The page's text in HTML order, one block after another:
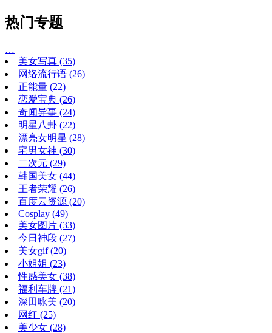
热门专题
…
美女写真 (35)
网络流行语 (26)
正能量 (22)
恋爱宝典 (26)
奇闻异事 (24)
明星八卦 (22)
漂亮女明星 (28)
宅男女神 (30)
二次元 (29)
韩国美女 (44)
王者荣耀 (26)
百度云资源 (20)
Cosplay (49)
美女图片 (33)
今日神段 (27)
美女gif(20)
小姐姐 (23)
性感美女 (38)
福利车牌 (21)
深田咏美 (20)
网红 (25)
美少女 (28)